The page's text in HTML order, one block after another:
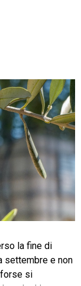
la fine di
settembre e non
si